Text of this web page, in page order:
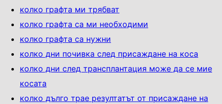
колко графта ми трябват
колко графта са ми необходими
колко графта са нужни
колко дни почивка след присаждане на коса
колко дни след трансплантация може да се мие
косата
колко дълго трае резултатът от присаждане на